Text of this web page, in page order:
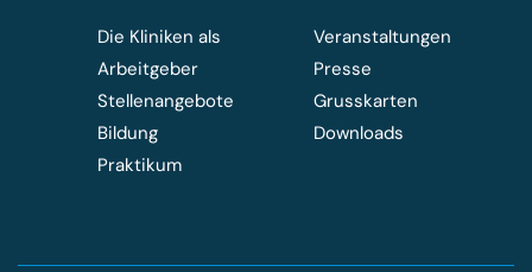
Die Kliniken als
Arbeitgeber
Stellenangebote
Bildung
Praktikum
Veranstaltungen
Presse
Grusskarten
Downloads